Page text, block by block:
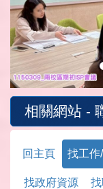
相關網站 -
回主頁 找工作
找政府資源